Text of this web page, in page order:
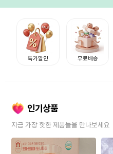
특가할인 무료배송
인기상품
지금 가장 핫한 제품들을 만나보세요